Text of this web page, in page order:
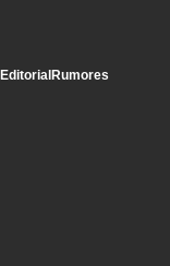
Editorial Rumores